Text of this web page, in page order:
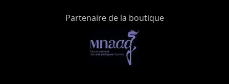
Partenaire de la boutique